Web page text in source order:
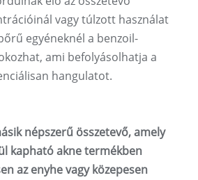
vagy túlzott használat
egyéneknél a benzoil-
ami befolyásolhatja a
hangulatot.
népszerű összetevő, amely
kapható akne termékben
az enyhe vagy közepesen